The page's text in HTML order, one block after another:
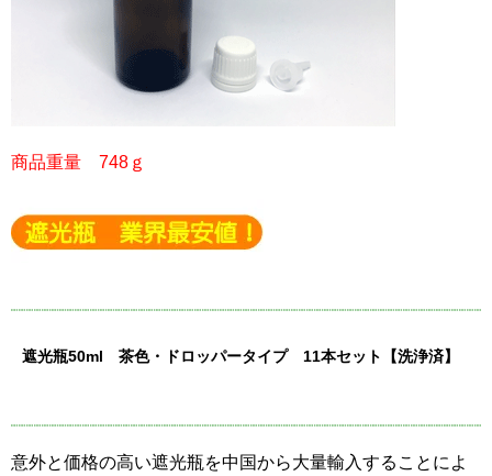
商品重量 748ｇ
遮光瓶50ml 茶色・ドロッパータイプ 11本セット【洗浄済】
意外と価格の高い遮光瓶を中国から大量輸入することによ